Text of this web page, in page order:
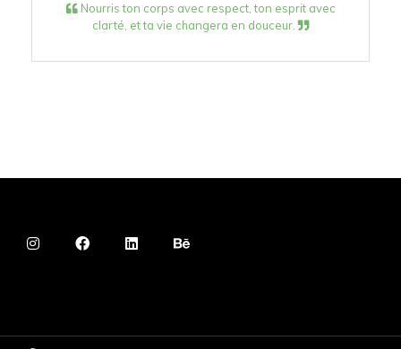
Nourris ton corps avec respect, ton esprit avec
clarté, et ta vie changera en douceur.